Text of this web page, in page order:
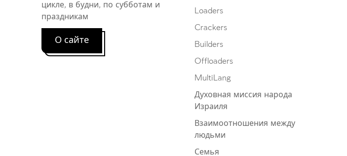
Loaders
Crackers
Builders
Offloaders
MultiLang
Духовная миссия народа
Израиля
Взаимоотношения между
людьми
Семья
цикле, в будни, по субботам и
праздникам
О сайте